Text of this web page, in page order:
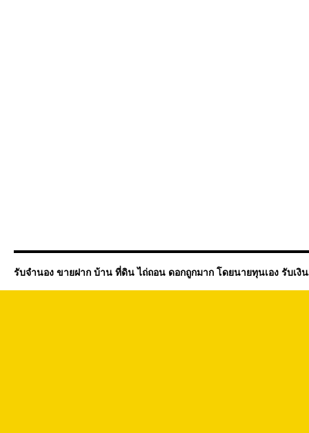
รับจำนอง ขายฝาก บ้าน ที่ดิน ไถ่ถอน ดอกถูกมาก โดยนายทุนเอง รับเงิ